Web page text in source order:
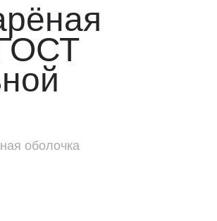
оболочка